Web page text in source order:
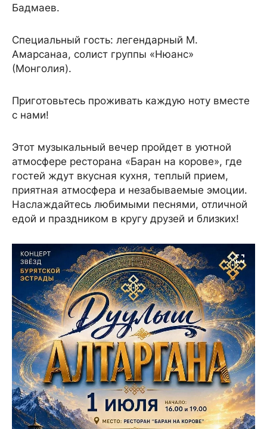
Бадмаев.
Специальный гость: легендарный М.
Амарсанаа, солист группы «Нюанс»
(Монголия).
Приготовьтесь проживать каждую ноту вместе
с нами!
Этот музыкальный вечер пройдет в уютной
атмосфере ресторана «Баран на корове», где
гостей ждут вкусная кухня, теплый прием,
приятная атмосфера и незабываемые эмоции.
Наслаждайтесь любимыми песнями, отличной
едой и праздником в кругу друзей и близких!